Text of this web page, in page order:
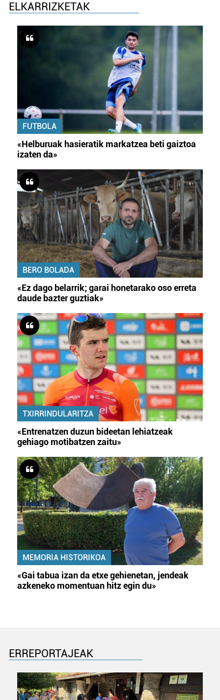
Webgune honek cookie propioak eta hirugarrenen cookie-
fitxategiak erabiltzen ditu. Zure esperientzia eta
zerbitzuak hobetzeko asmoz, cookie teknologiaz
baliatzen gara. Ohar hau onartuz gero, teknologia hori
erabiltzeko baimen esplizitua ematen diguzu.
ELKARRIZKETAK
FUTBOLA
«Helburuak hasieratik markatzea beti gaiztoa
izaten da»
BERO BOLADA
«Ez dago belarrik; garai honetarako oso erreta
daude bazter guztiak»
TXIRRINDULARITZA
«Entrenatzen duzun bideetan lehiatzeak
gehiago motibatzen zaitu»
MEMORIA HISTORIKOA
«Gai tabua izan da etxe gehienetan, jendeak
azkeneko momentuan hitz egin du»
ERREPORTAJEAK